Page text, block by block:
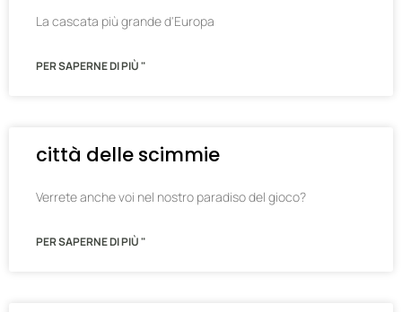
La cascata più grande d'Europa
PER SAPERNE DI PIÙ "
città delle scimmie
Verrete anche voi nel nostro paradiso del gioco?
PER SAPERNE DI PIÙ "